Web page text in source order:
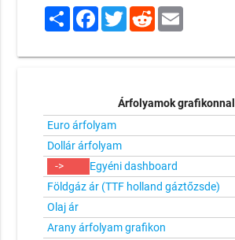
ShareFacebook
TwitterRedditEmail
Árfolyamok grafikonnal
Euro árfolyam
Dollár árfolyam
->
Egyéni dashboard
Földgáz ár (TTF holland gáztőzsde)
Olaj ár
Arany árfolyam grafikon